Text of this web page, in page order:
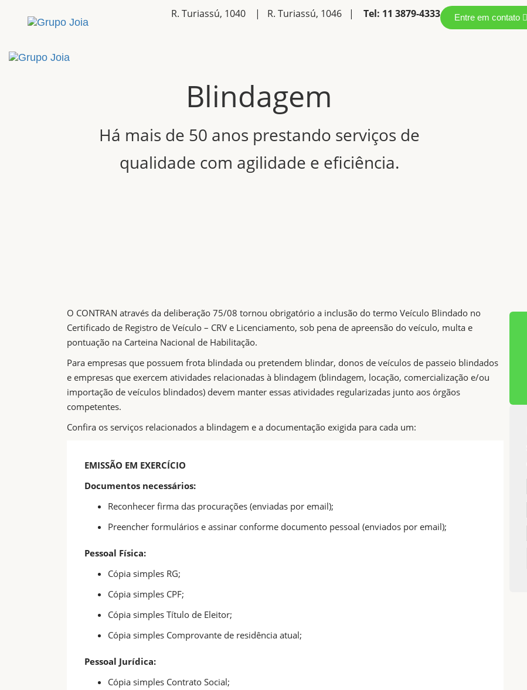
R. Turiassú, 1040 | R. Turiassú, 1046 | Tel: 11 3879-4333 Entre em contato
Blindagem
Há mais de 50 anos prestando serviços de
qualidade com agilidade e eficiência.
O CONTRAN através da deliberação 75/08 tornou obrigatório a inclusão do termo Veículo Blindado no
Certificado de Registro de Veículo – CRV e Licenciamento, sob pena de apreensão do veículo, multa e
pontuação na Carteina Nacional de Habilitação.
Para empresas que possuem frota blindada ou pretendem blindar, donos de veículos de passeio blindados
e empresas que exercem atividades relacionadas à blindagem (blindagem, locação, comercialização e/ou
importação de veículos blindados) devem manter essas atividades regularizadas junto aos órgãos
competentes.
Confira os serviços relacionados a blindagem e a documentação exigida para cada um:
EMISSÃO EM EXERCÍCIO
Documentos necessários:
Reconhecer firma das procurações (enviadas por email);
Preencher formulários e assinar conforme documento pessoal (enviados por email);
Pessoal Física:
Cópia simples RG;
Cópia simples CPF;
Cópia simples Título de Eleitor;
Cópia simples Comprovante de residência atual;
Pessoal Jurídica:
Cópia simples Contrato Social;